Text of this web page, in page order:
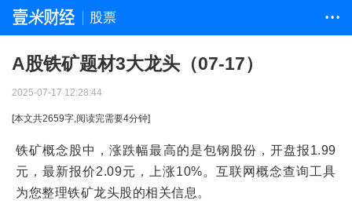
股票 • • •
A股铁矿题材3大龙头（07-17）
2025-07-17 12:28:44
[本文共2659字,阅读完需要4分钟]
铁矿概念股中，涨跌幅最高的是包钢股份，开盘报1.99
元，最新报价2.09元，上涨10%。互联网概念查询工具
为您整理铁矿龙头股的相关信息。